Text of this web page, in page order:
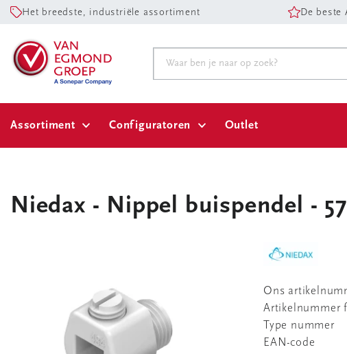
Het breedste, industriële assortiment De beste
Assortiment Configuratoren Outlet
Niedax - Nippel buispendel -
Ons
Artikelnummer
Type nummer
EAN-code